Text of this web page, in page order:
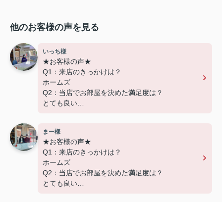
他のお客様の声を見る
いっち様
★お客様の声★
Q1：来店のきっかけは？
ホームズ
Q2：当店でお部屋を決めた満足度は？
とても良い
---------------------------
この度は弊社でのご契約ありがとうございまし
た！
アパートマンション館では、お部屋のご紹介だけ
でなく、入居後のアフターフォローもさせて頂いて
まー様
★お客様の声★
Q1：来店のきっかけは？
ホームズ
Q2：当店でお部屋を決めた満足度は？
とても良い